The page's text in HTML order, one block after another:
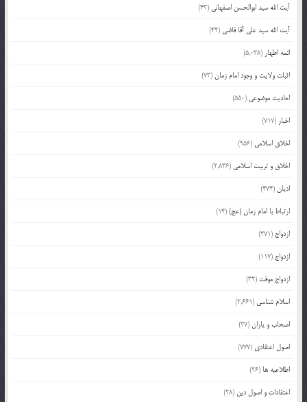
آیت الله سید ابوالحسن اصفهانی (43)
آیت الله سید علی آقا قاضی (42)
ائمه اطهار (5,038)
اثبات ولایت و وجود امام زمان(73)
احادیث موضوعی (550)
اخبار (717)
اخلاق اسلامی (956)
اخلاق و تربیت اسلامی (2,836)
ادیان(474)
ارتباط با امام زمان (عج)(14)
ازدواج (371)
ازدواج (117)
ازدواج موقت (32)
اسلام شناسی (2,661)
اصحاب و یاران(37)
اصول اعتقادی (777)
اطلاعیه ها (26)
اعتقادات و اصول دین (28)